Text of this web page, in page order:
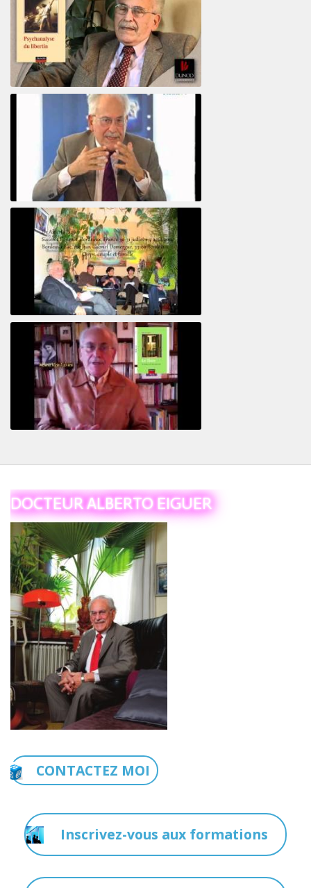
Psychanalyse du libertin
Le pervers narcissique et son complice
Revisitant le corps familial
DOCTEUR ALBERTO EIGUER
CONTACTEZ MOI
Inscrivez-vous aux formations